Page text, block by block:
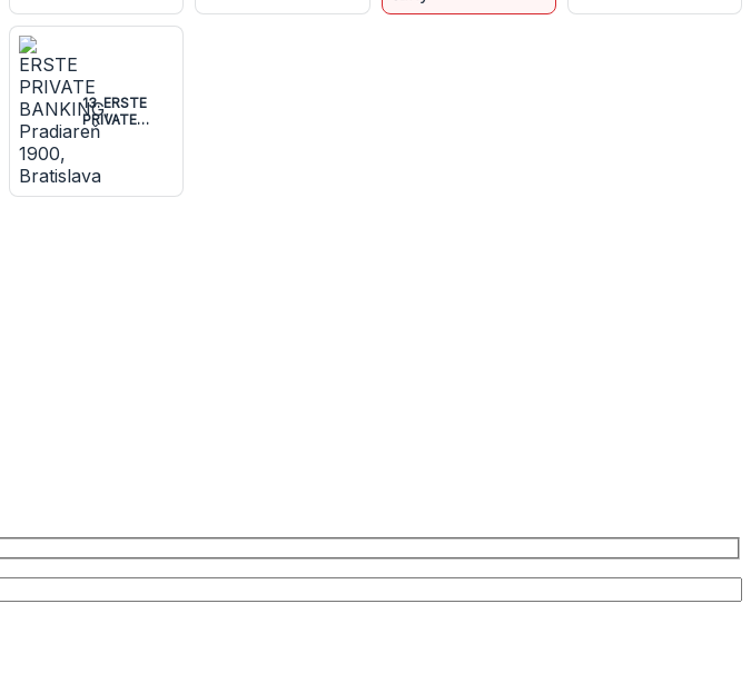
13. ERSTE
PRIVATE
BANKING,
1900,
Bratislava